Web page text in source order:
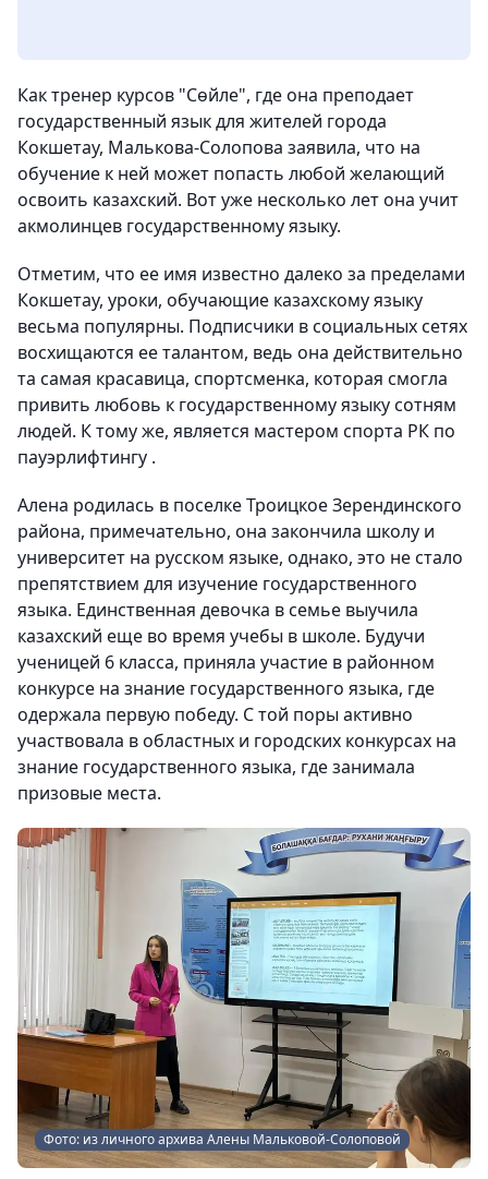
Как тренер курсов "Сөйле", где она преподает
государственный язык для жителей города
Кокшетау, Малькова-Солопова заявила, что на
обучение к ней может попасть любой желающий
освоить казахский. Вот уже несколько лет она учит
акмолинцев государственному языку.
Отметим, что ее имя известно далеко за пределами
Кокшетау, уроки, обучающие казахскому языку
весьма популярны. Подписчики в социальных сетях
восхищаются ее талантом, ведь она действительно
та самая красавица, спортсменка, которая смогла
привить любовь к государственному языку сотням
людей. К тому же, является мастером спорта РК по
пауэрлифтингу .
Алена родилась в поселке Троицкое Зерендинского
района, примечательно, она закончила школу и
университет на русском языке, однако, это не стало
препятствием для изучение государственного
языка. Единственная девочка в семье выучила
казахский еще во время учебы в школе. Будучи
ученицей 6 класса, приняла участие в районном
конкурсе на знание государственного языка, где
одержала первую победу. С той поры активно
участвовала в областных и городских конкурсах на
знание государственного языка, где занимала
призовые места.
Фото: из личного архива Алены Мальковой-Солоповой